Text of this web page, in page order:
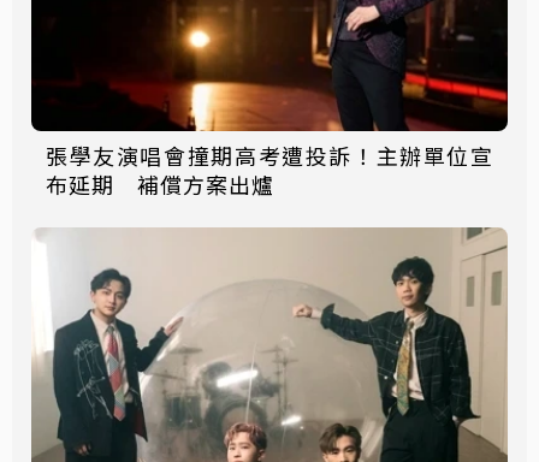
張學友演唱會撞期高考遭投訴！主辦單位宣
布延期 補償方案出爐